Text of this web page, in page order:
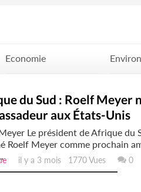
Economie
du Sud : Roelf Meyer
aux États-Unis
Le président de Afrique du
Roelf Meyer comme prochain
il y a 3 mois 1770 Vues 0